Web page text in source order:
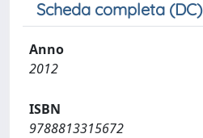
Scheda completa (DC)
Anno
2012
ISBN
9788813315672